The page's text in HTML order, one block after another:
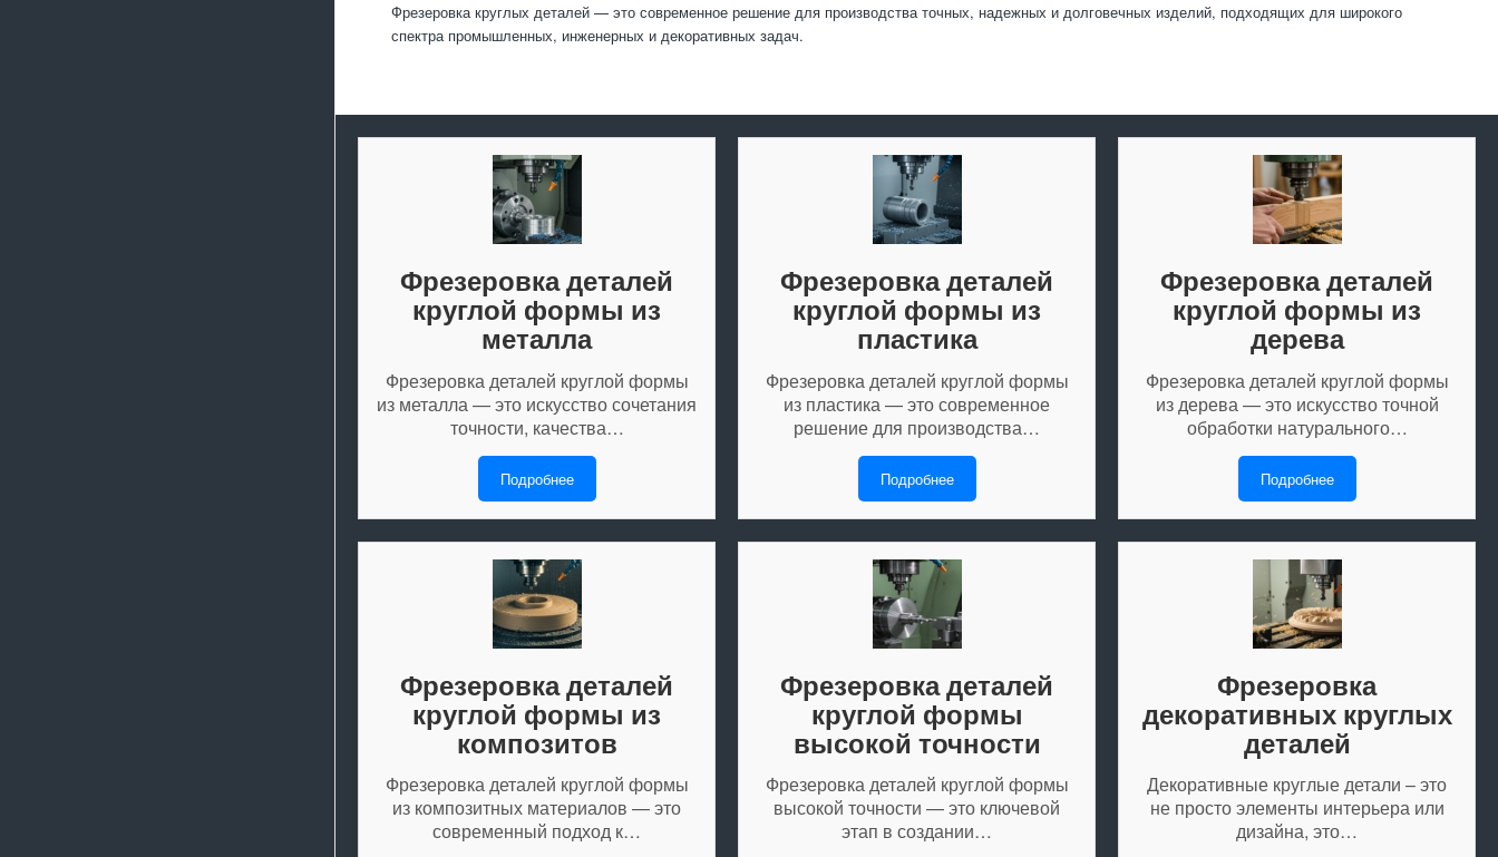
Фрезеровка круглых деталей — это современное решение для производства точных, надежных и долговечных изделий, подходящих для широкого
спектра промышленных, инженерных и декоративных задач.
Фрезеровка деталей
круглой формы из
металла
Фрезеровка деталей круглой формы
из металла — это искусство сочетания
точности, качества…
Подробнее
Фрезеровка деталей
круглой формы из
пластика
Фрезеровка деталей круглой формы
из пластика — это современное
решение для производства…
Подробнее
Фрезеровка деталей
круглой формы из
дерева
Фрезеровка деталей круглой формы
из дерева — это искусство точной
обработки натурального…
Подробнее
Фрезеровка деталей
круглой формы из
композитов
Фрезеровка деталей круглой формы
из композитных материалов — это
современный подход к…
Фрезеровка деталей
круглой формы
высокой точности
Фрезеровка деталей круглой формы
высокой точности — это ключевой
этап в создании…
Фрезеровка
декоративных круглых
деталей
Декоративные круглые детали – это
не просто элементы интерьера или
дизайна, это…